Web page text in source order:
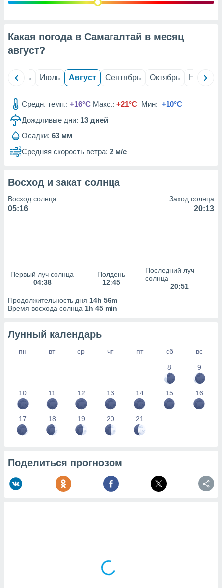
данных
рекламы
сведения
Какая погода в Самагалтай в месяц
август?
Июнь Июль Август Сентябрь Октябрь Ноябрь
Средн. темп.: +16°C Макс.: +21°C Мин: +10°C
Дождливые дни: 13 дней
Осадки: 63 мм
Средняя скорость ветра: 2 м/с
Восход и закат солнца
Восход солнца
05:16
Заход солнца
20:13
Первый луч солнца
04:38
Полдень
12:45
Последний луч
солнца
20:51
Продолжительность дня 14h 56m
Время восхода солнца 1h 45 min
Лунный календарь
пн вт ср чт пт сб
вс
8
9
10 11 12 13 14 15 16
17 18 19 20 21
Поделиться прогнозом